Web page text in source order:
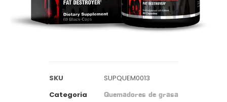
SKU
SUPQUEM0013
Categoria
Quemadores de grasa